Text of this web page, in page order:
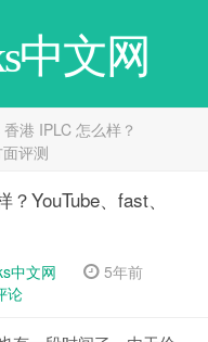
中文网
港 IPLC 怎么样？
评测
YouTube、fast、
中文网
5年前
论